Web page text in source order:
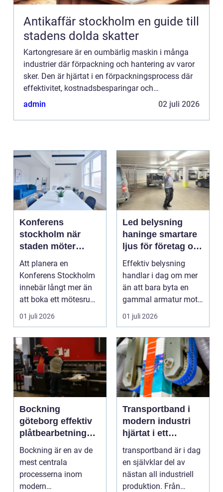
Antikaffär stockholm en guide till
stadens dolda skatter
Kartongresare är en oumbärlig maskin i många
industrier där förpackning och hantering av varor
sker. Den är hjärtat i en förpackningsprocess där
effektivitet, kostnadsbesparingar och
tillförlitlighet...
admin 02 juli 2026
Konferens
stockholm när
staden möter
skärgård och
landsbygd
Att planera en
Konferens Stockholm
innebär långt mer än
att boka ett mötesrum
och ordna fika.
01 juli 2026
Led belysning
haninge smartare
ljus för företag och
fastigheter
Effektiv belysning
handlar i dag om mer
än att bara byta en
gammal armatur mot
en ny. Företag, bosta...
01 juli 2026
Bockning
göteborg effektiv
plåtbearbetning
med precision
Bockning är en av de
mest centrala
processerna inom
modern
Transportband i
modern industri
hjärtat i ett
effektivt flöde
transportband är i dag
en självklar del av
nästan all industriell
produktion. Från